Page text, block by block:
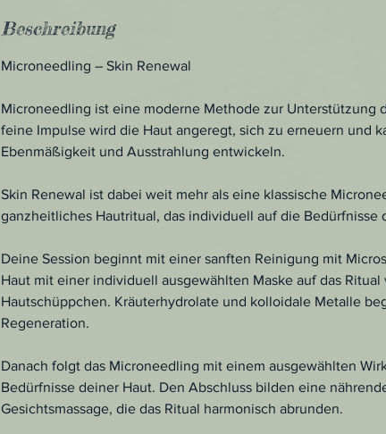
n
Beschreibung
Microneedling – Skin Renewal
Microneedling ist eine moderne Methode zur Unterstützung
feine Impulse wird die Haut angeregt, sich zu erneuern und
Ebenmäßigkeit und Ausstrahlung entwickeln.
Skin Renewal ist dabei weit mehr als eine klassische
ganzheitliches Hautritual, das individuell auf die Bedürfnisse
Deine Session beginnt mit einer sanften Reinigung mit
Haut mit einer individuell ausgewählten Maske auf das
Hautschüppchen. Kräuterhydrolate und kolloidale Metalle
Regeneration.
Danach folgt das Microneedling mit einem ausgewählten
Bedürfnisse deiner Haut. Den Abschluss bilden eine
Gesichtsmassage, die das Ritual harmonisch abrunden.